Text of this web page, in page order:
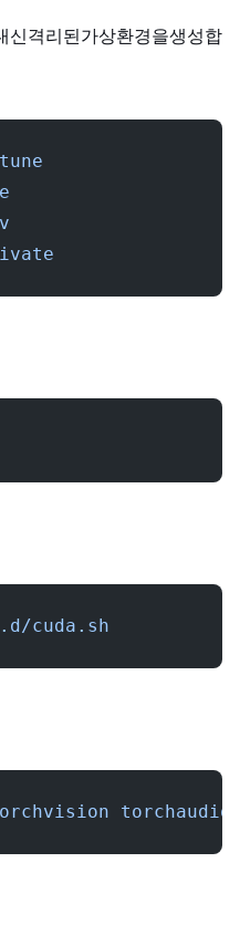
대신, 격리된 가상 환경을 생성합
cuda.sh
torchaudio